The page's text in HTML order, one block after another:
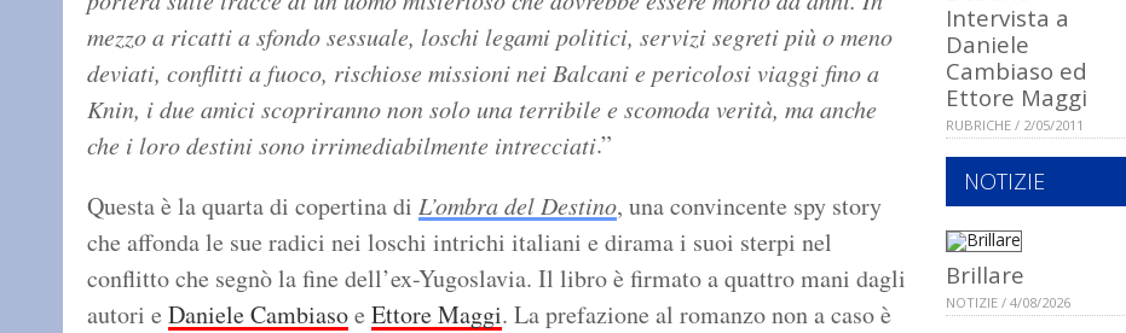
mezzo a ricatti a sfondo sessuale, loschi legami politici, servizi segreti più o meno
deviati, conflitti a fuoco, rischiose missioni nei Balcani e pericolosi viaggi fino a
Knin, i due amici scopriranno non solo una terribile e scomoda verità, ma anche
che i loro destini sono irrimediabilmente intrecciati.”
Questa è la quarta di copertina di L’ombra del Destino, una convincente spy story
che affonda le sue radici nei loschi intrichi italiani e dirama i suoi sterpi nel
conflitto che segnò la fine dell’ex-Yugoslavia. Il libro è firmato a quattro mani dagli
autori e Daniele Cambiasoe Ettore Maggi. La prefazione al romanzo non a caso è
Intervista a
Daniele
Cambiaso ed
Ettore Maggi
RUBRICHE / 2/05/2011
NOTIZIE
Brillare
NOTIZIE / 4/08/2026